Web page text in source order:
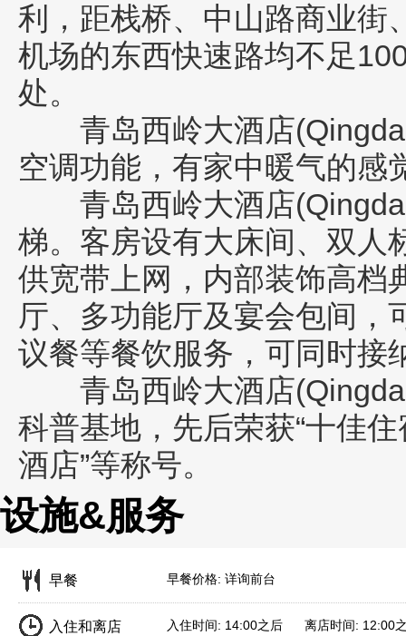
利，距栈桥、中山路商业街
机场的东西快速路均不足
处。
青岛西岭大酒店
空调功能，有家中暖气的感
青岛西岭大酒店
梯。客房设有大床间、双人
供宽带上网，内部装饰高档
厅、多功能厅及宴会包间，
议餐等餐饮服务，可同时接
青岛西岭大酒店
科普基地，先后荣获“十佳
酒店”等称号。
设施&服务
早餐 早餐价格: 详询前台
入住和离店 入住时间: 14:00之后 离店时间: 12:00